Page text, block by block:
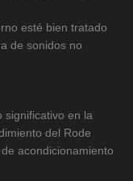
esté bien tratado
de sonidos no
significativo en la
del Rode
acondicionamiento